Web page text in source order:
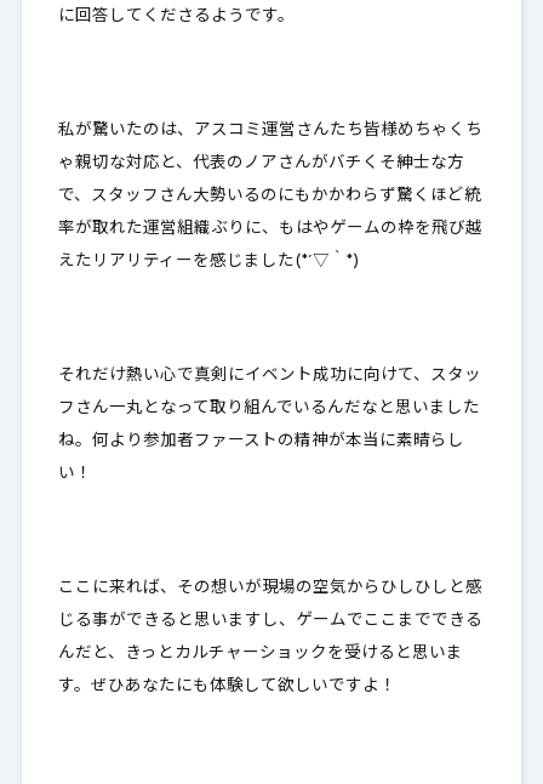
に回答してくださるようです。
私が驚いたのは、アスコミ運営さんたち皆様めちゃくち
ゃ親切な対応と、代表のノアさんがバチくそ紳士な方
で、スタッフさん大勢いるのにもかかわらず驚くほど統
率が取れた運営組織ぶりに、もはやゲームの枠を飛び越
えたリアリティーを感じました(*´▽｀*)
それだけ熱い心で真剣にイベント成功に向けて、スタッ
フさん一丸となって取り組んでいるんだなと思いました
ね。何より参加者ファーストの精神が本当に素晴らし
い！
ここに来れば、その想いが現場の空気からひしひしと感
じる事ができると思いますし、ゲームでここまでできる
んだと、きっとカルチャーショックを受けると思いま
す。ぜひあなたにも体験して欲しいですよ！